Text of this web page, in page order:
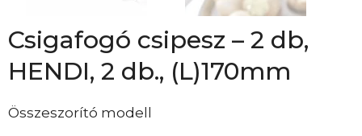
Csigafogó csipesz – 2 db,
HENDI, 2 db., (L)170mm
Összeszorító modell